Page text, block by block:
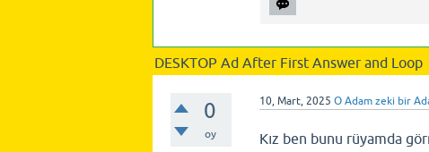
DESKTOP Ad After First Answer and Loop
0
oy
10, Mart, 2025 O Adam zeki bir
Kız ben bunu rüyamda